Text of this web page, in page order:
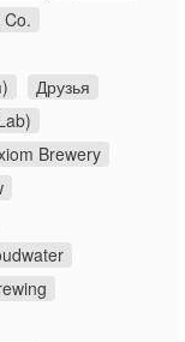
Друзья
Brewery